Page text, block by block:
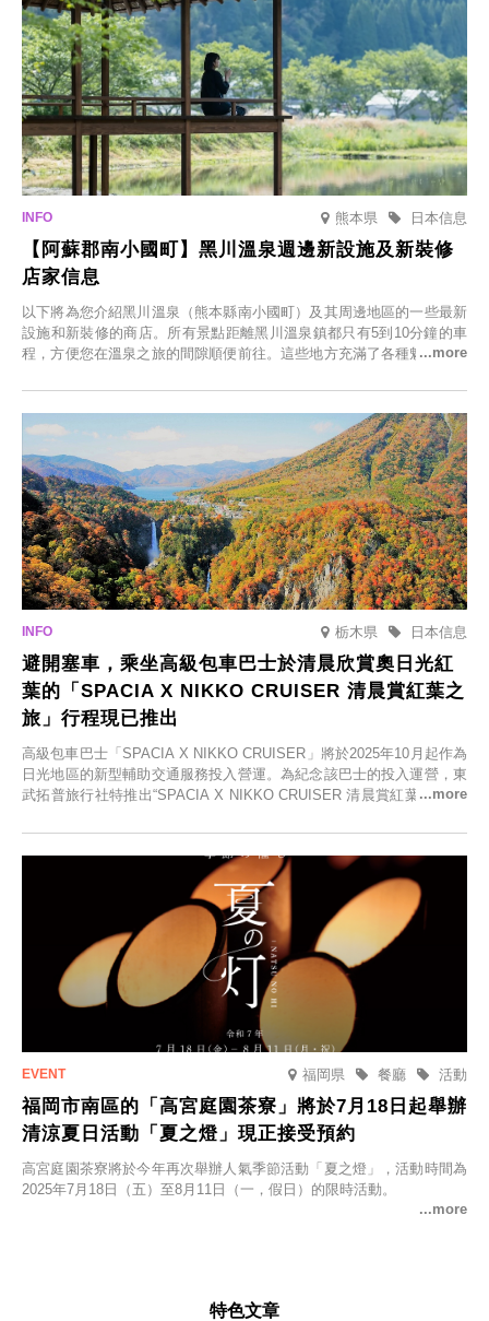
熊本県 日本信息
【阿蘇郡南小國町】黑川溫泉週邊新設施及新裝修
店家信息
以下將為您介紹黑川溫泉（熊本縣南小國町）及其周邊地區的一些最新
設施和新裝修的商店。所有景點距離黑川溫泉鎮都只有5到10分鐘的車
程，方便您在溫泉之旅的間隙順便前往。這些地方充滿了各種魅力，包
食材的餐廳。讓您體驗黑川溫泉的全新樂趣。
栃木県 日本信息
避開塞車，乘坐高級包車巴士於清晨欣賞奧日光紅
葉的「SPACIA X NIKKO CRUISER 清晨賞紅葉之
旅」行程現已推出
高級包車巴士「SPACIA X NIKKO CRUISER」將於2025年10月起作為
日光地區的新型輔助交通服務投入營運。為紀念該巴士的投入運營，東
武拓普旅行社特推出“SPACIA X NIKKO CRUISER 清晨賞紅葉之旅”，
福岡県 活動
餐廳
福岡市南區的「高宮庭園茶寮」將於7月18日起舉辦
清涼夏日活動「夏之燈」現正接受預約
高宮庭園茶寮將於今年再次舉辦人氣季節活動「夏之燈」，活動時間為
2025年7月18日（五）至8月11日（一，假日）的限時活動。
特色文章